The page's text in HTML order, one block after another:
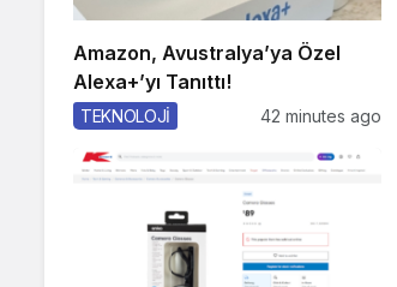
Amazon, Avustralya’ya Özel
Alexa+’yı Tanıttı!
TEKNOLOJİ 42 minutes ago